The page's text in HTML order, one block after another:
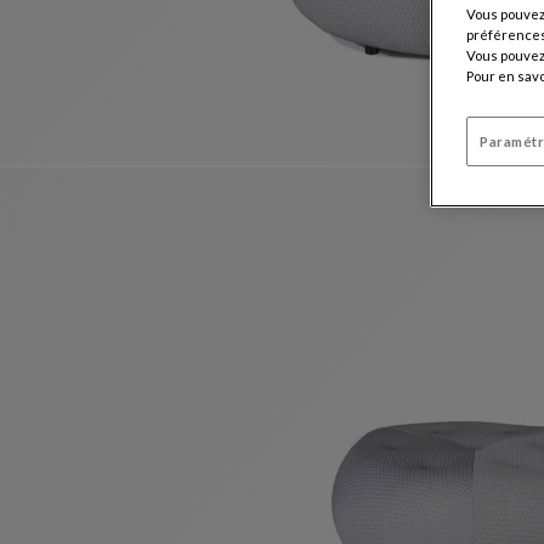
Vous
Vous
Pour en